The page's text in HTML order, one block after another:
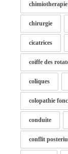
chimiotherapie
chirurgie
cicatrices
coiffe des
coliques
colopathie
conduite
conflit